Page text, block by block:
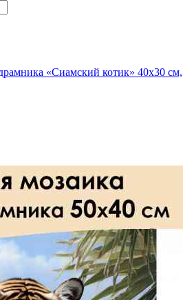
«Сиамский котик» 40x30 см,